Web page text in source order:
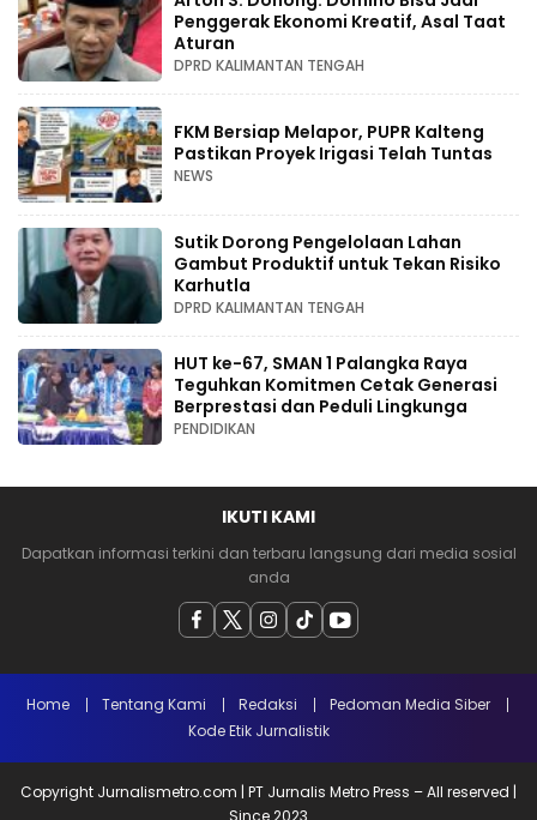
Penggerak Ekonomi Kreatif, Asal Taat
Aturan
DPRD KALIMANTAN TENGAH
FKM Bersiap Melapor, PUPR Kalteng
Pastikan Proyek Irigasi Telah Tuntas
NEWS
Sutik Dorong Pengelolaan Lahan
Gambut Produktif untuk Tekan Risiko
Karhutla
DPRD KALIMANTAN TENGAH
HUT ke-67, SMAN 1 Palangka Raya
Teguhkan Komitmen Cetak Generasi
Berprestasi dan Peduli Lingkunga
PENDIDIKAN
IKUTI KAMI
Dapatkan informasi terkini dan terbaru langsung dari media sosial
anda
Home Tentang Kami Redaksi
Pedoman Media Siber
Kode Etik Jurnalistik
Copyright Jurnalismetro.com | PT Jurnalis Metro Press – All reserved |